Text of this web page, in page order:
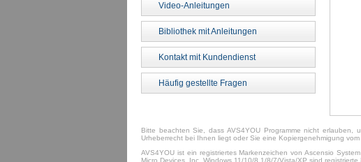
Video-Anleitungen
Bibliothek mit Anleitungen
Kontakt mit Kundendienst
Häufig gestellte Fragen
Bitte beachten Sie, dass AVS4YOU Programme nicht
Urheberrecht bei Ihnen liegt oder Sie eine Kopiergenehmigung
AVS4YOU ist ein registriertes Markenzeichen von Ascensio
Micro Devices, Inc. Windows 11/10/8.1/8/7/Vista/XP sind